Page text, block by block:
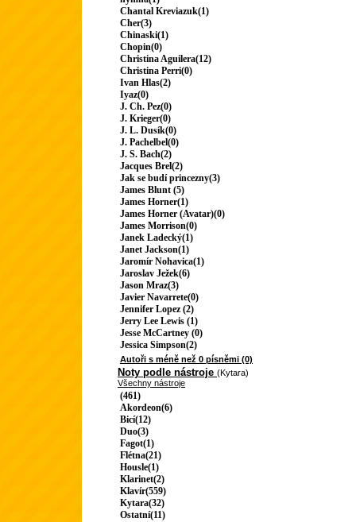
Chantal Kreviazuk(1)
Cher(3)
Chinaski(1)
Chopin(0)
Christina Aguilera(12)
Christina Perri(0)
Ivan Hlas(2)
Iyaz(0)
J. Ch. Pez(0)
J. Krieger(0)
J. L. Dusík(0)
J. Pachelbel(0)
J. S. Bach(2)
Jacques Brel(2)
Jak se budí princezny(3)
James Blunt (5)
James Horner(1)
James Horner (Avatar)(0)
James Morrison(0)
Janek Ladecký(1)
Janet Jackson(1)
Jaromír Nohavica(1)
Jaroslav Ježek(6)
Jason Mraz(3)
Javier Navarrete(0)
Jennifer Lopez (2)
Jerry Lee Lewis (1)
Jesse McCartney (0)
Jessica Simpson(2)
Autoři s méně než 0 písněmi (0)
Noty podle nástroje (Kytara)
Všechny nástroje
(461)
Akordeon(6)
Bicí(12)
Duo(3)
Fagot(1)
Flétna(21)
Housle(1)
Klarinet(2)
Klavír(559)
Kytara(32)
Ostatní(11)